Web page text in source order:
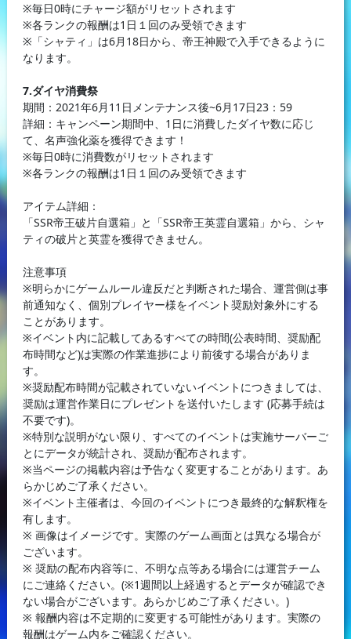
※毎日0時にチャージ額がリセットされます
※各ランクの報酬は1日１回のみ受領できます
※「シャティ」は6月18日から、帝王神殿で入手できるように
なります。
7.ダイヤ消費祭
期間：2021年6月11日メンテナンス後~6月17日23：59
詳細：キャンペーン期間中、1日に消費したダイヤ数に応じ
て、名声強化薬を獲得できます！
※毎日0時に消費数がリセットされます
※各ランクの報酬は1日１回のみ受領できます
アイテム詳細：
「SSR帝王破片自選箱」と「SSR帝王英霊自選箱」から、シャ
ティの破片と英霊を獲得できません。
注意事項
※明らかにゲームルール違反だと判断された場合、運営側は事
前通知なく、個別プレイヤー様をイベント奨励対象外にする
ことがあります。
※イベント内に記載してあるすべての時間(公表時間、奨励配
布時間など)は実際の作業進捗により前後する場合がありま
す。
※奨励配布時間が記載されていないイベントにつきましては、
奨励は運営作業日にプレゼントを送付いたします (応募手続は
不要です)。
※特別な説明がない限り、すべてのイベントは実施サーバーご
とにデータが統計され、奨励が配布されます。
※当ページの掲載内容は予告なく変更することがあります。あ
らかじめご了承ください。
※イベント主催者は、今回のイベントにつき最終的な解釈権を
有します。
※ 画像はイメージです。実際のゲーム画面とは異なる場合が
ございます。
※ 奨励の配布内容等に、不明な点等ある場合には運営チーム
にご連絡ください。(※1週間以上経過するとデータが確認でき
ない場合がございます。あらかじめご了承ください。)
※ 報酬内容は不定期的に変更する可能性があります。実際の
報酬はゲーム内をご確認ください。